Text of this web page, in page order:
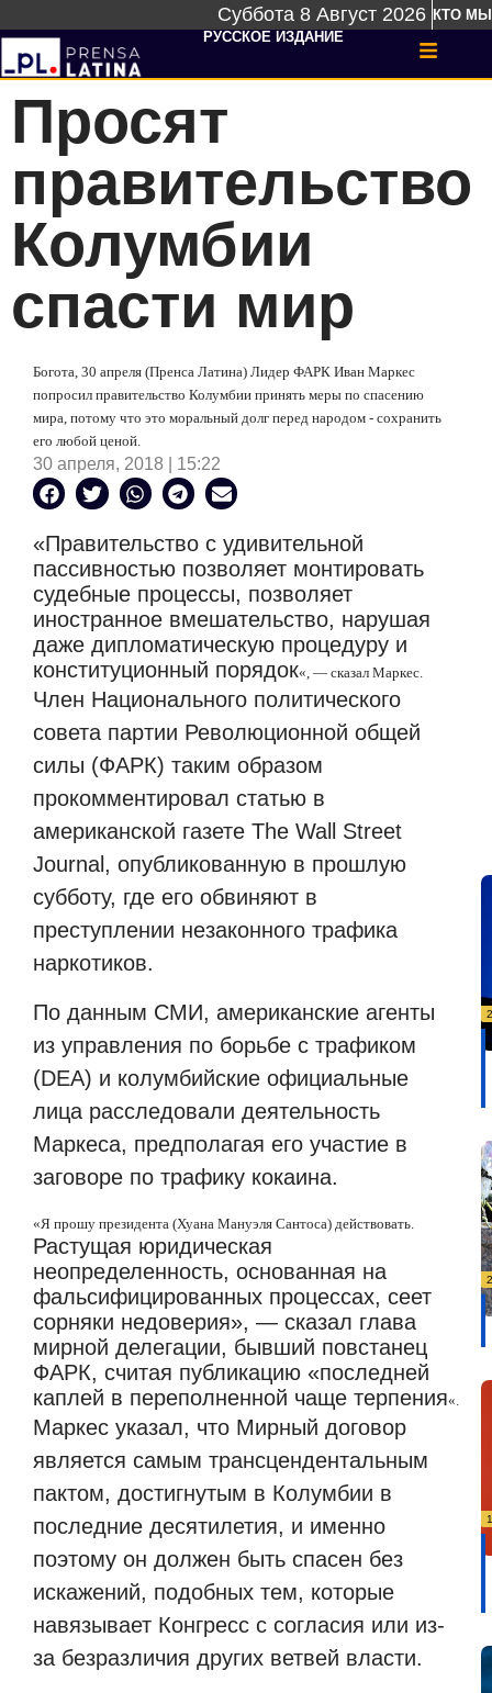
Суббота 8 Август 2026 КТО МЫ
РУССКОЕ ИЗДАНИЕ
Просят
правительство
Колумбии
спасти мир
Богота, 30 апреля (Пренса Латина) Лидер ФАРК Иван Маркес
попросил правительство Колумбии принять меры по спасению
мира, потому что это моральный долг перед народом - сохранить
его любой ценой.
30 апреля, 2018 | 15:22
«Правительство с удивительной
пассивностью позволяет монтировать
судебные процессы, позволяет
иностранное вмешательство, нарушая
даже дипломатическую процедуру и
конституционный порядок«, — сказал Маркес.
Член Национального политического
совета партии Революционной общей
силы (ФАРК) таким образом
прокомментировал статью в
американской газете The Wall Street
Journal, опубликованную в прошлую
субботу, где его обвиняют в
преступлении незаконного трафика
наркотиков.
По данным СМИ, американские агенты
из управления по борьбе с трафиком
(DEA) и колумбийские официальные
лица расследовали деятельность
Маркеса, предполагая его участие в
заговоре по трафику кокаина.
«Я прошу президента (Хуана Мануэля Сантоса) действовать.
Растущая юридическая
неопределенность, основанная на
фальсифицированных процессах, сеет
сорняки недоверия», — сказал глава
мирной делегации, бывший повстанец
ФАРК, считая публикацию «последней
каплей в переполненной чаще терпения«.
Маркес указал, что Мирный договор
является самым трансцендентальным
пактом, достигнутым в Колумбии в
последние десятилетия, и именно
поэтому он должен быть спасен без
искажений, подобных тем, которые
навязывает Конгресс с согласия или из-
за безразличия других ветвей власти.